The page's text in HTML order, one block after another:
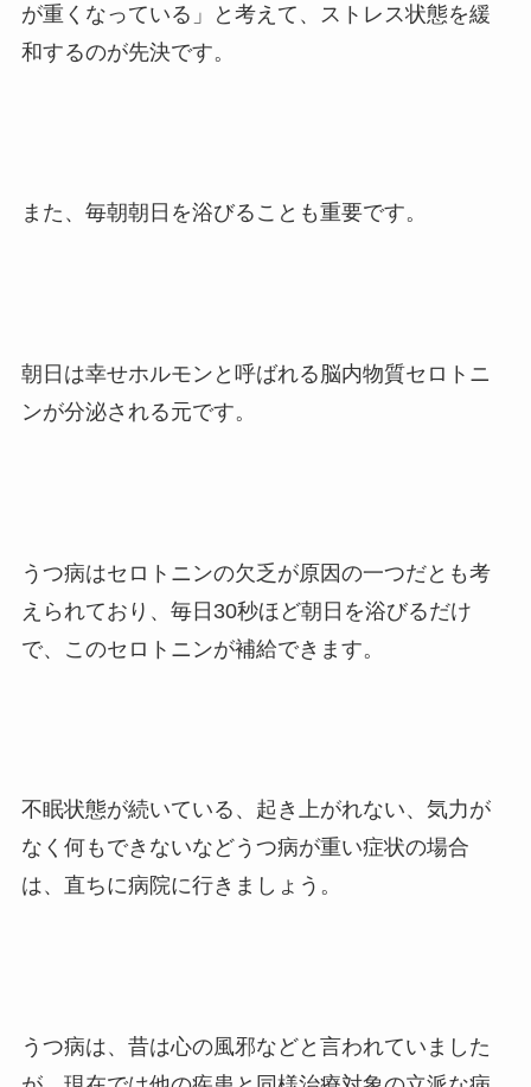
が重くなっている」と考えて、ストレス状態を緩
和するのが先決です。
また、毎朝朝日を浴びることも重要です。
朝日は幸せホルモンと呼ばれる脳内物質セロトニ
ンが分泌される元です。
うつ病はセロトニンの欠乏が原因の一つだとも考
えられており、毎日30秒ほど朝日を浴びるだけ
で、このセロトニンが補給できます。
不眠状態が続いている、起き上がれない、気力が
なく何もできないなどうつ病が重い症状の場合
は、直ちに病院に行きましょう。
うつ病は、昔は心の風邪などと言われていました